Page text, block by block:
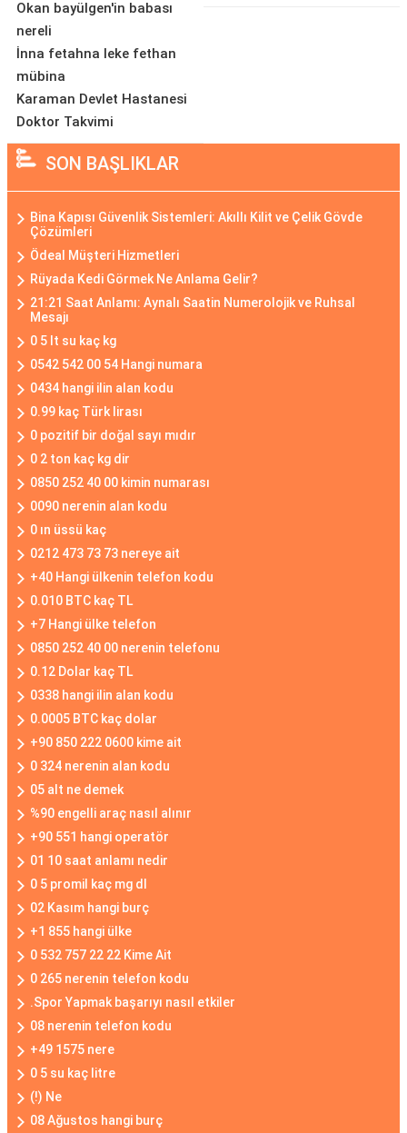
Okan bayülgen'in babası
nereli
İnna fetahna leke fethan
mübina
Karaman Devlet Hastanesi
Doktor Takvimi
SON BAŞLIKLAR
Bina Kapısı Güvenlik Sistemleri: Akıllı Kilit ve Çelik Gövde
Çözümleri
Ödeal Müşteri Hizmetleri
Rüyada Kedi Görmek Ne Anlama Gelir?
21:21 Saat Anlamı: Aynalı Saatin Numerolojik ve Ruhsal
Mesajı
0 5 lt su kaç kg
0542 542 00 54 Hangi numara
0434 hangi ilin alan kodu
0.99 kaç Türk lirası
0 pozitif bir doğal sayı mıdır
0 2 ton kaç kg dir
0850 252 40 00 kimin numarası
0090 nerenin alan kodu
0 ın üssü kaç
0212 473 73 73 nereye ait
+40 Hangi ülkenin telefon kodu
0.010 BTC kaç TL
+7 Hangi ülke telefon
0850 252 40 00 nerenin telefonu
0.12 Dolar kaç TL
0338 hangi ilin alan kodu
0.0005 BTC kaç dolar
+90 850 222 0600 kime ait
0 324 nerenin alan kodu
05 alt ne demek
%90 engelli araç nasıl alınır
+90 551 hangi operatör
01 10 saat anlamı nedir
0 5 promil kaç mg dl
02 Kasım hangi burç
+1 855 hangi ülke
0 532 757 22 22 Kime Ait
0 265 nerenin telefon kodu
.Spor Yapmak başarıyı nasıl etkiler
08 nerenin telefon kodu
+49 1575 nere
0 5 su kaç litre
(!) Ne
08 Ağustos hangi burç